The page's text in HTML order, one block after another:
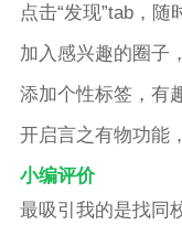
点击“发现”tab，随
加入感兴趣的圈子
添加个性标签，有
开启言之有物功能
小编评价
最吸引我的是找同